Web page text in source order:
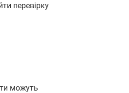
перевірку
можуть